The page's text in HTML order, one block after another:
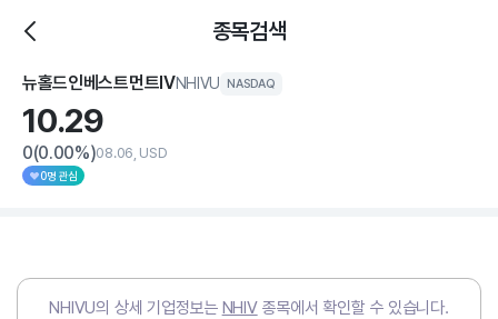
종목검색
뉴홀드인베스트먼트IVNHIVU NASDAQ
10.29
0(0.00%)08.06, USD
0명 관심
NHIVU의 상세 기업정보는 NHIV종목에서 확인할 수 있습니다.